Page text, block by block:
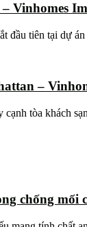
Vinhomes
đầu tiên tại dự
–
cạnh tòa khách
chống mối